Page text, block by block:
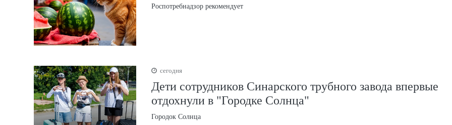
Роспотребнадзор рекомендует
сегодня
Дети сотрудников Синарского трубного завода впервые
отдохнули в "Городке Солнца"
Городок Солнца